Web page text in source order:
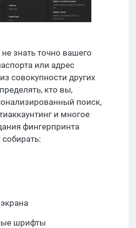
знать точно вашего
или адрес
совокупности других
кто вы,
поиск,
и многое
фингерпринта
шрифты